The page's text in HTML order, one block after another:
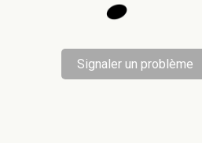
Signaler un problème